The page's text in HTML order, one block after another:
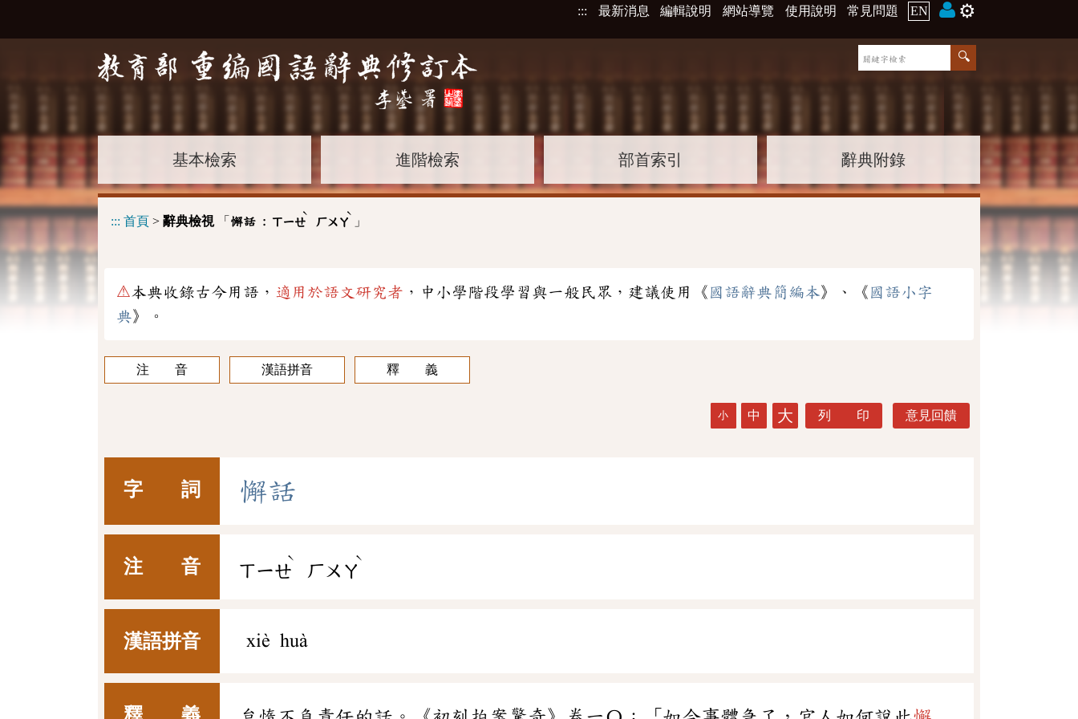
::: 最新消息 編輯說明 網站導覽 使用說明 常見問題 EN ⚙️
基本檢索 進階檢索 部首索引 辭典附錄
::: 首頁 > 辭典檢視「 懈話 : ㄒㄧㄝ
ˋ
ㄏㄨㄚ
ˋ
」
⚠本典收錄古今用語， 適用於語文研究者 ，中小學階段學習與一般民眾，建議使用《 國語辭典簡編本》、《 國語小字
典》。
注 音 漢語拼音 釋 義
小 中 大 列 印 意見回饋
字 詞 懈話
注 音 ㄒㄧㄝ
ˋ
ㄏㄨㄚ
ˋ
漢語拼音 xiè huà